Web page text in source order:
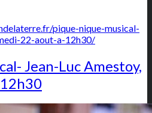
pique-nique-musical-
22-aout-a-12h30/
Jean-Luc Amestoy,